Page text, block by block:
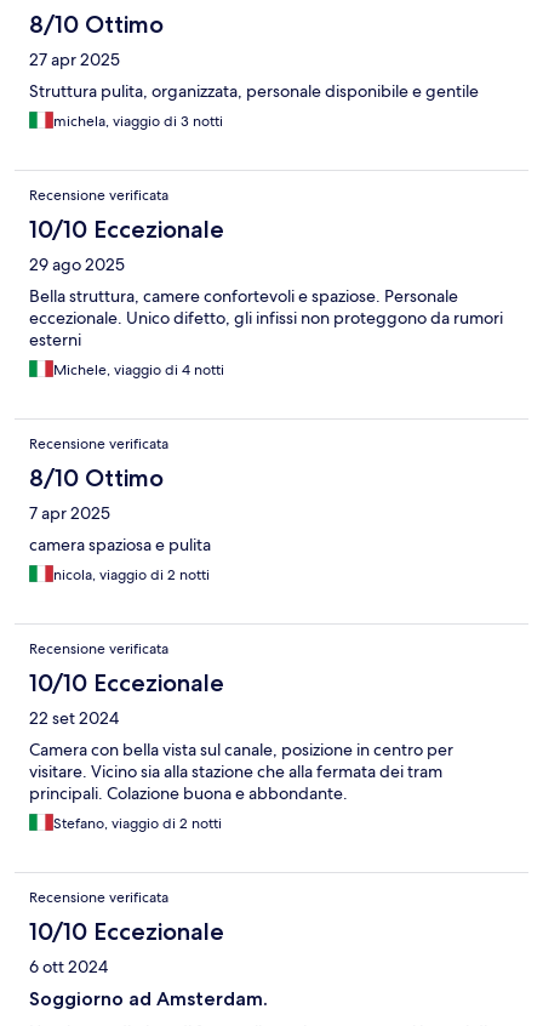
8/10 Ottimo
27 apr 2025
Struttura pulita, organizzata, personale disponibile e gentile
michela, viaggio di 3 notti
Recensione verificata
10/10 Eccezionale
29 ago 2025
Bella struttura, camere confortevoli e spaziose. Personale
eccezionale. Unico difetto, gli infissi non proteggono da rumori
esterni
Michele, viaggio di 4 notti
Recensione verificata
8/10 Ottimo
7 apr 2025
camera spaziosa e pulita
nicola, viaggio di 2 notti
Recensione verificata
10/10 Eccezionale
22 set 2024
Camera con bella vista sul canale, posizione in centro per
visitare. Vicino sia alla stazione che alla fermata dei tram
principali. Colazione buona e abbondante.
Stefano, viaggio di 2 notti
Recensione verificata
10/10 Eccezionale
6 ott 2024
Soggiorno ad Amsterdam.